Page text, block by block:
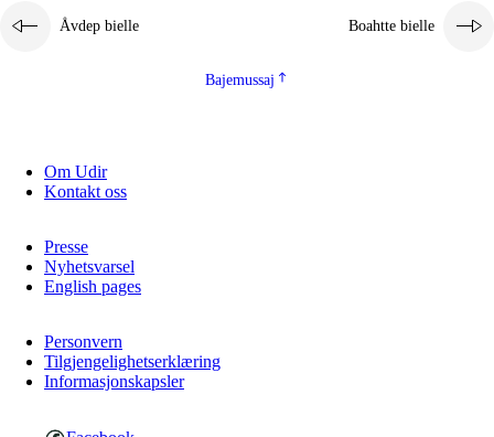
Åvdep bielle Boahtte bielle
Bajemussaj
Om Udir
Kontakt oss
Presse
Nyhetsvarsel
English pages
Personvern
Tilgjengelighetserklæring
Informasjonskapsler